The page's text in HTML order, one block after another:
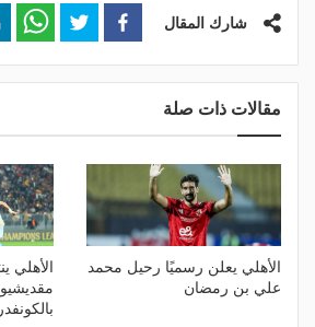
شارك المقال
مقالات ذات صلة
الأهلي يعلن رسميًا رحيل محمد
علي بن رمضان
الأهلي